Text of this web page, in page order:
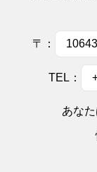
〒：
TEL：
あな